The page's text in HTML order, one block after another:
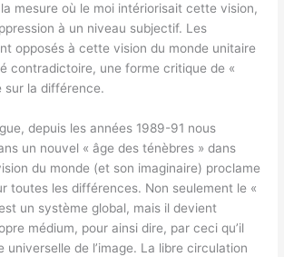
mesure où le moi intériorisait cette vision,
à un niveau subjectif. Les
opposés à cette vision du monde unitaire
contradictoire, une forme critique de «
sur la différence.
depuis les années 1989-91 nous
un nouvel « âge des ténèbres » dans
du monde (et son imaginaire) proclame
toutes les différences. Non seulement le «
un système global, mais il devient
médium, pour ainsi dire, par ceci qu’il
universelle de l’image. La libre circulation